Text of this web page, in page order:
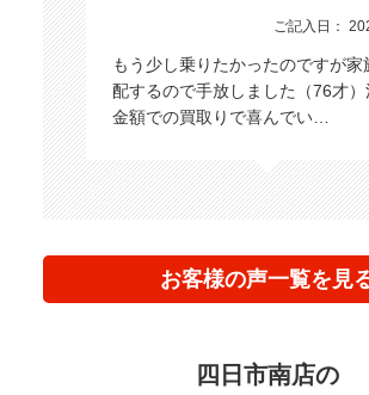
ご記入日：
もう少し乗りたかったのですが家
配するので手放しました（76才）
金額での買取りで喜んでい…
お客様の声一覧を見
四日市南店の